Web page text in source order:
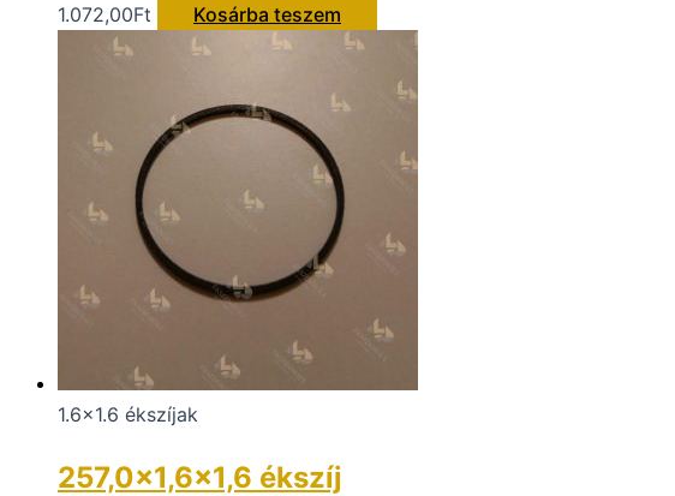
1.072,00Ft Kosárba teszem
1.6x1.6 ékszíjak
257,0×1,6×1,6 ékszíj